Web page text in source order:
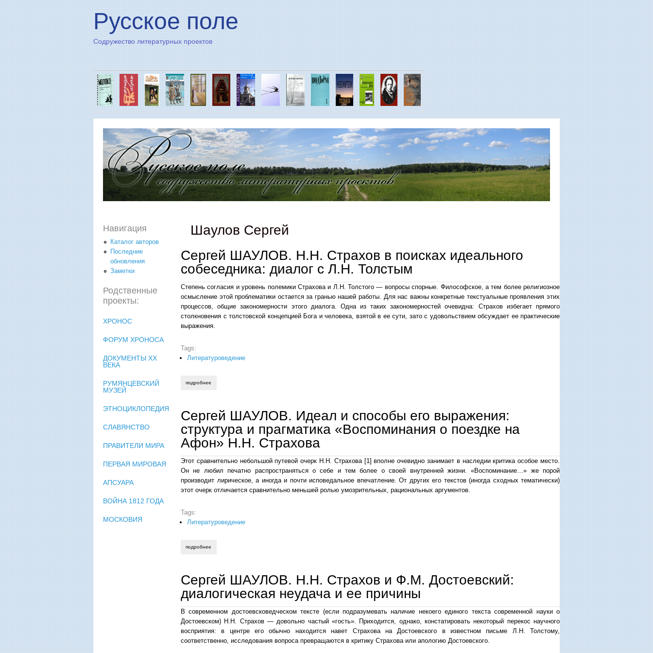
Русское поле
Содружество литературных проектов
Шаулов Сергей
Сергей ШАУЛОВ. Н.Н. Страхов в поисках идеального
собеседника: диалог с Л.Н. Толстым
Степень согласия и уровень полемики Страхова и Л.Н. Толстого — вопросы спорные. Философское, а тем более религиозное
осмысление этой проблематики остается за гранью нашей работы. Для нас важны конкретные текстуальные проявления этих
процессов, общие закономерности этого диалога. Одна из таких закономерностей очевидна: Страхов избегает прямого
столкновения с толстовской концепцией Бога и человека, взятой в ее сути, зато с удовольствием обсуждает ее практические
выражения.
Tags:
Литературоведение
подробнее
Сергей ШАУЛОВ. Идеал и способы его выражения:
структура и прагматика «Воспоминания о поездке на
Афон» Н.Н. Страхова
Этот сравнительно небольшой путевой очерк Н.Н. Страхова [1] вполне очевидно занимает в наследии критика особое место.
Он не любил печатно распространяться о себе и тем более о своей внутренней жизни. «Воспоминание…» же порой
производит лирическое, а иногда и почти исповедальное впечатление. От других его текстов (иногда сходных тематически)
этот очерк отличается сравнительно меньшей ролью умозрительных, рациональных аргументов.
Tags:
Литературоведение
подробнее
Сергей ШАУЛОВ. Н.Н. Страхов и Ф.М. Достоевский:
диалогическая неудача и ее причины
В современном достоевсковедческом тексте (если подразумевать наличие некоего единого текста современной науки о
Достоевском) Н.Н. Страхов — довольно частый «гость». Приходится, однако, констатировать некоторый перекос научного
восприятия: в центре его обычно находится навет Страхова на Достоевского в известном письме Л.Н. Толстому,
соответственно, исследования вопроса превращаются в критику Страхова или апологию Достоевского.
Навигация
Каталог авторов
Последние
обновления
Заметки
Родственные
проекты:
ХРОНОС
ФОРУМ ХРОНОСА
ДОКУМЕНТЫ XX
ВЕКА
РУМЯНЦЕВСКИЙ
МУЗЕЙ
ЭТНОЦИКЛОПЕДИЯ
СЛАВЯНСТВО
ПРАВИТЕЛИ МИРА
ПЕРВАЯ МИРОВАЯ
АПСУАРА
ВОЙНА 1812 ГОДА
МОСКОВИЯ